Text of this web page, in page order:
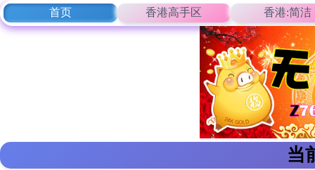
首页 香港高手区 香港:简洁
当